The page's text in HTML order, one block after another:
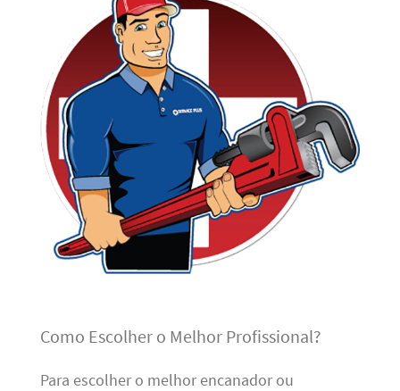
Como Escolher o Melhor Profissional?
Para escolher o melhor encanador ou